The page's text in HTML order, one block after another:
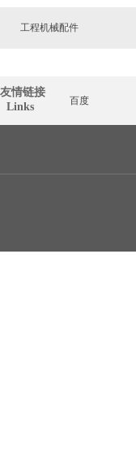
工程机械配件
友情链接
  Links
百度